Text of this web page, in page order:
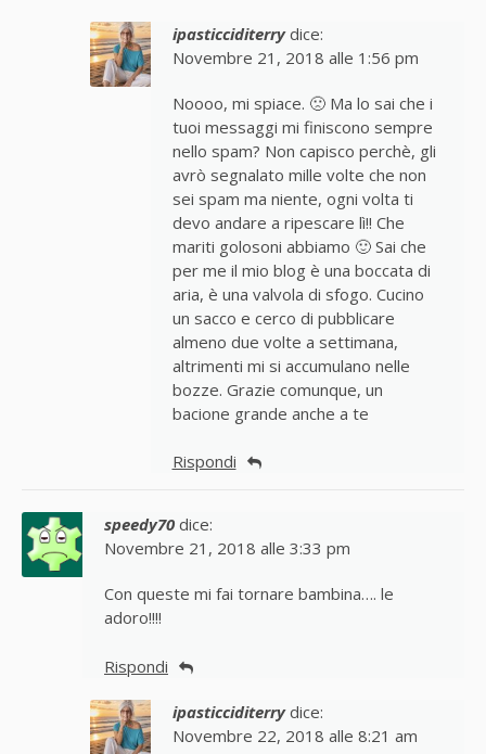
ipasticciditerry dice:
Novembre 21, 2018 alle 1:56 pm
Noooo, mi spiace. 🙁 Ma lo sai che i
tuoi messaggi mi finiscono sempre
nello spam? Non capisco perchè, gli
avrò segnalato mille volte che non
sei spam ma niente, ogni volta ti
devo andare a ripescare lì!! Che
mariti golosoni abbiamo 🙂 Sai che
per me il mio blog è una boccata di
aria, è una valvola di sfogo. Cucino
un sacco e cerco di pubblicare
almeno due volte a settimana,
altrimenti mi si accumulano nelle
bozze. Grazie comunque, un
bacione grande anche a te
Rispondi
speedy70 dice:
Novembre 21, 2018 alle 3:33 pm
Con queste mi fai tornare bambina…. le
adoro!!!!
Rispondi
ipasticciditerry dice:
Novembre 22, 2018 alle 8:21 am